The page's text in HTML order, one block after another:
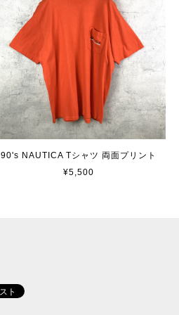
90's NAUTICA Tシャツ 両面プリント
¥5,500